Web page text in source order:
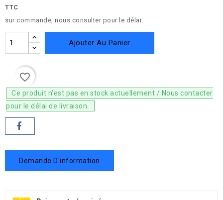
TTC
sur commande, nous consulter pour le délai
Ajouter Au Panier
favorite_border
Ce produit n'est pas en stock actuellement / Nous contacter
pour le délai de livraison.
Demande D'information